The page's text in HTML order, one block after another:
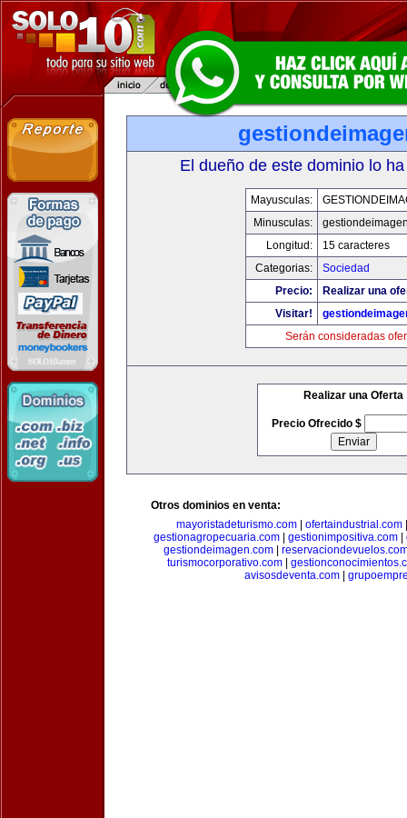
El dueño de este dominio lo
Mayusculas:
Minusculas:
Longitud:
15 caracteres
Categorias:
Sociedad
Precio:
Realizar una
Visitar!
Serán consideradas
Realizar una Oferta
Precio Ofrecido $
Otros dominios en venta:
mayoristadeturismo.com| ofertaindustrial.com
gestionagropecuaria.com
gestionimpositiva.com
gestiondeimagen.com
turismocorporativo.com
avisosdeventa.com